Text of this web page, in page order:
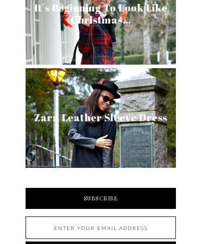
It's Beginning To Look Like
Christmas…
Zara Leather Sleeve Dress
SUBSCRIBE